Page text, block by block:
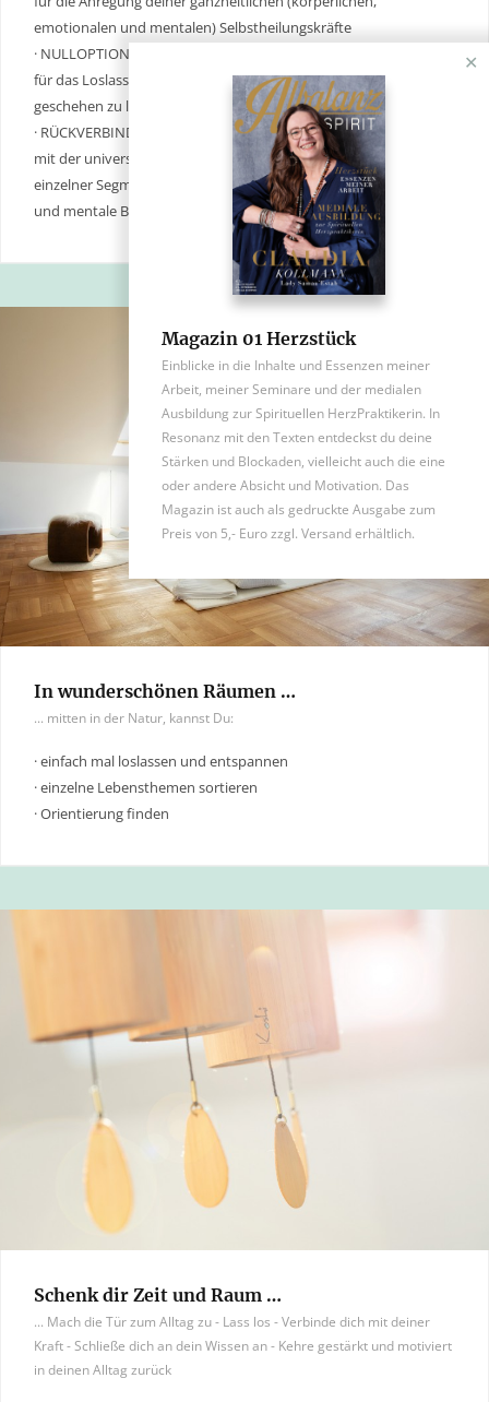
emotionalen und mentalen) Selbstheilungskräfte
· NULLOPTION
für das Loslassen und den Rückzug, um dein Neuwerden
geschehen zu lassen
· RÜCKVERBINDUNG
mit der universalen Ordnung, um die harmonische Ausrichtung
einzelner Segmente (Chakren, Organe, Körperteile, emotionale
und mentale Bereiche) geschehen zu lassen
In wunderschönen Räumen …
... mitten in der Natur, kannst Du:
· einfach mal loslassen und entspannen
· einzelne Lebensthemen sortieren
· Orientierung finden
Schenk dir Zeit und Raum …
... Mach die Tür zum Alltag zu - Lass los - Verbinde dich mit deiner
Kraft - Schließe dich an dein Wissen an - Kehre gestärkt und motiviert
in deinen Alltag zurück
✕
Magazin 01 Herzstück
Einblicke in die Inhalte und Essenzen meiner
Arbeit, meiner Seminare und der medialen
Ausbildung zur Spirituellen HerzPraktikerin. In
Resonanz mit den Texten entdeckst du deine
Stärken und Blockaden, vielleicht auch die eine
oder andere Absicht und Motivation. Das
Magazin ist auch als gedruckte Ausgabe zum
Preis von 5,- Euro zzgl. Versand erhältlich.